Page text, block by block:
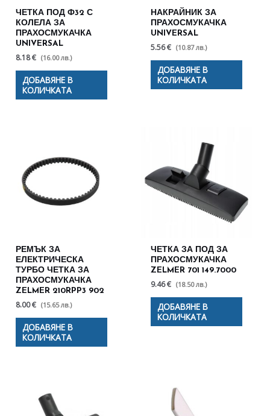
ЧЕТКА ПОД Ф32 С
КОЛЕЛА ЗА
ПРАХОСМУКАЧКА
UNIVERSAL
8.18 € (16.00 лв.)
ДОБАВЯНЕ В
КОЛИЧКАТА
НАКРАЙНИК ЗА
ПРАХОСМУКАЧКА
UNIVERSAL
5.56 € (10.87 лв.)
ДОБАВЯНЕ В
КОЛИЧКАТА
РЕМЪК ЗА
ЕЛЕКТРИЧЕСКА
ТУРБО ЧЕТКА ЗА
ПРАХОСМУКАЧКА
ZELMER 210RPP3 902
8.00 € (15.65 лв.)
ДОБАВЯНЕ В
КОЛИЧКАТА
ЧЕТКА ЗА ПОД ЗА
ПРАХОСМУКАЧКА
ZELMER 701 149.7000
9.46 € (18.50 лв.)
ДОБАВЯНЕ В
КОЛИЧКАТА